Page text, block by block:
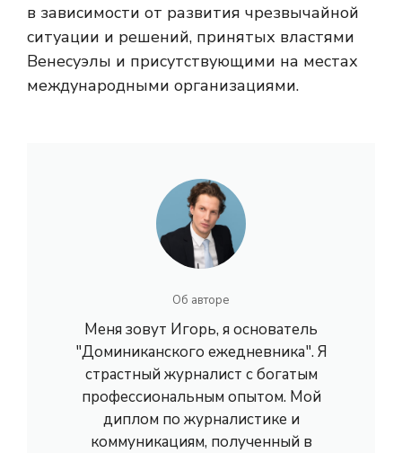
в зависимости от развития чрезвычайной
ситуации и решений, принятых властями
Венесуэлы и присутствующими на местах
международными организациями.
Об авторе
Меня зовут Игорь, я основатель
"Доминиканского ежедневника". Я
страстный журналист с богатым
профессиональным опытом. Мой
диплом по журналистике и
коммуникациям, полученный в